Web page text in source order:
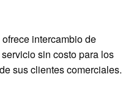
intercambio de
sin costo para los
sus clientes comerciales.